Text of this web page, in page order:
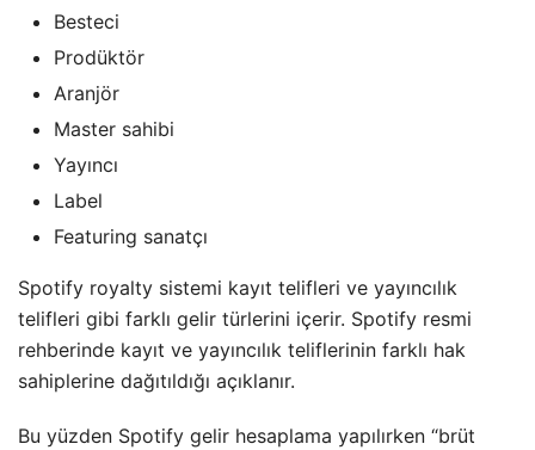
Besteci
Prodüktör
Aranjör
Master sahibi
Yayıncı
Label
Featuring sanatçı
Spotify royalty sistemi kayıt telifleri ve yayıncılık
telifleri gibi farklı gelir türlerini içerir. Spotify resmi
rehberinde kayıt ve yayıncılık teliflerinin farklı hak
sahiplerine dağıtıldığı açıklanır.
Bu yüzden Spotify gelir hesaplama yapılırken “brüt